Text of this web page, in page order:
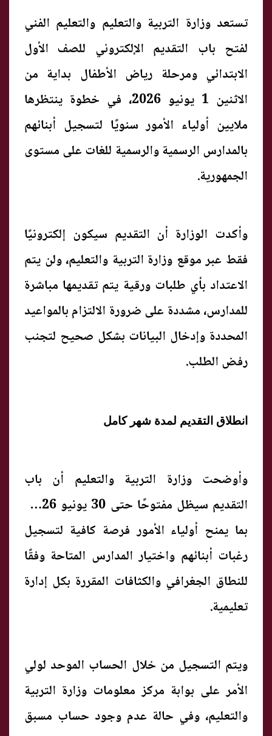
تستعد وزارة التربية والتعليم والتعليم الفني
لفتح باب التقديم الإلكتروني للصف الأول
الابتدائي ومرحلة رياض الأطفال بداية من
الاثنين 1 يونيو 2026، في خطوة ينتظرها
ملايين أولياء الأمور سنويًا لتسجيل أبنائهم
بالمدارس الرسمية والرسمية للغات على مستوى
الجمهورية.
وأكدت الوزارة أن التقديم سيكون إلكترونيًا
فقط عبر موقع وزارة التربية والتعليم، ولن يتم
الاعتداد بأي طلبات ورقية يتم تقديمها مباشرة
للمدارس، مشددة على ضرورة الالتزام بالمواعيد
المحددة وإدخال البيانات بشكل صحيح لتجنب
رفض الطلب.
انطلاق التقديم لمدة شهر كامل
وأوضحت وزارة التربية والتعليم أن باب
بما يمنح أولياء الأمور فرصة كافية لتسجيل
رغبات أبنائهم واختيار المدارس المتاحة وفقًا
للنطاق الجغرافي والكثافات المقررة بكل إدارة
تعليمية.
ويتم التسجيل من خلال الحساب الموحد لولي
الأمر على بوابة مركز معلومات وزارة التربية
والتعليم، وفي حالة عدم وجود حساب مسبق